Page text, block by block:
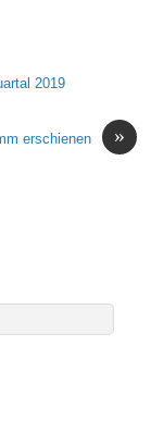
2019
»
erschienen